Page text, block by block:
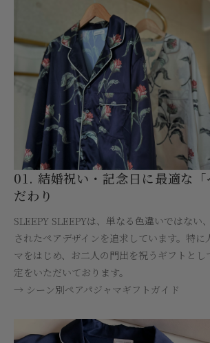
01. 結婚祝い・記念日に最適な「
だわり
SLEEPY SLEEPYは、単なる色違いではない
されたペアデザインを追求しています。特に
マをはじめ、お二人の門出を祝うギフトと
定をいただいております。
→ シーン別ペアパジャマギフトガイド